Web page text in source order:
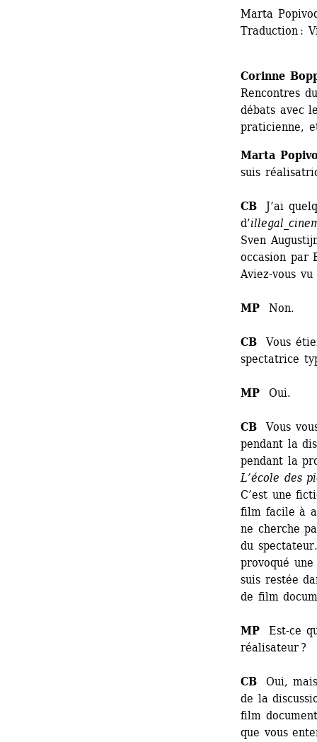
Marta
Traduction :
Corinne
Rencontres
débats avec
praticienne,
Marta
suis
CB J’ai
d’
Sven
occasion par
Aviez-vous
MP Non.
CB Vous
spectatrice
MP Oui.
CB Vous
pendant la
pendant la
L’école des
C’est une
film facile à
ne cherche
du
provoqué
suis restée
de film
MP Est-ce
réalisateur ?
CB Oui,
de la
film
que vous